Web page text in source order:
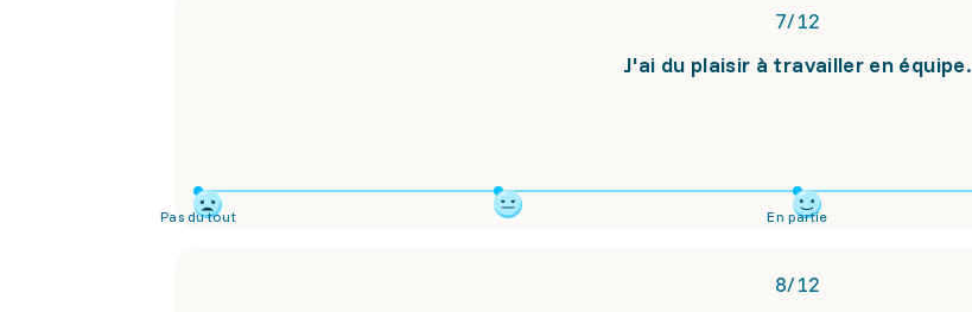
7/12
J'ai du plaisir à travailler en équipe.
Pas du tout En partie
8/12